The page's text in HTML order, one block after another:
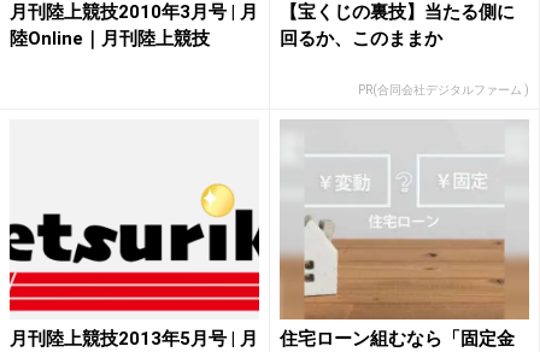
月刊陸上競技2010年3月号 | 月
陸Online｜月刊陸上競技
【宝くじの裏技】当たる側に
回るか、このままか
PR(合同会社デジタルファーム )
月刊陸上競技2013年5月号 | 月
住宅ローン組むなら「固定金